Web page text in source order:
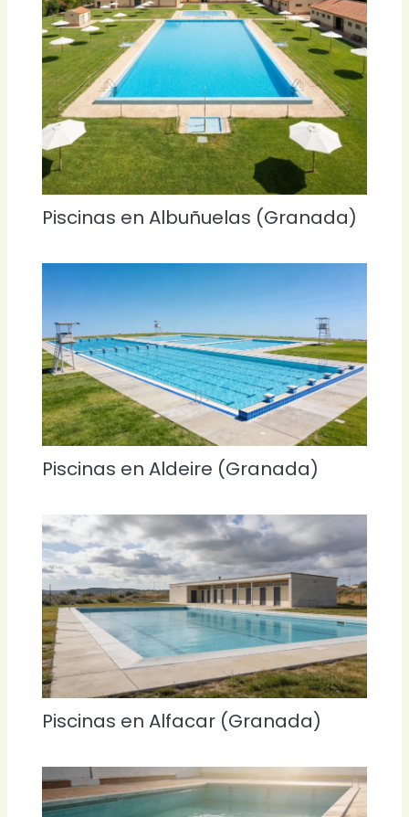
Piscinas en Albuñuelas (Granada)
Piscinas en Aldeire (Granada)
Piscinas en Alfacar (Granada)